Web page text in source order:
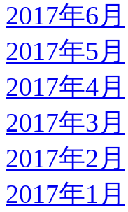
2017年6月
2017年5月
2017年4月
2017年3月
2017年2月
2017年1月